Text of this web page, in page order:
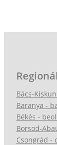
Bács-
Baranya -
Békés -
Borsod-
Csongrád -